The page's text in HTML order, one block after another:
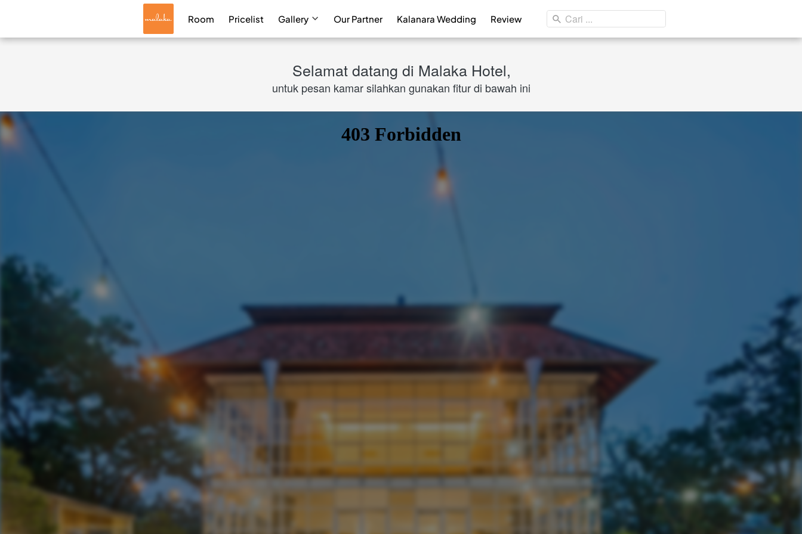
Room Pricelist Gallery Our Partner Kalanara Wedding Review Cari ...
Selamat datang di Malaka Hotel,
untuk pesan kamar silahkan gunakan fitur di bawah ini